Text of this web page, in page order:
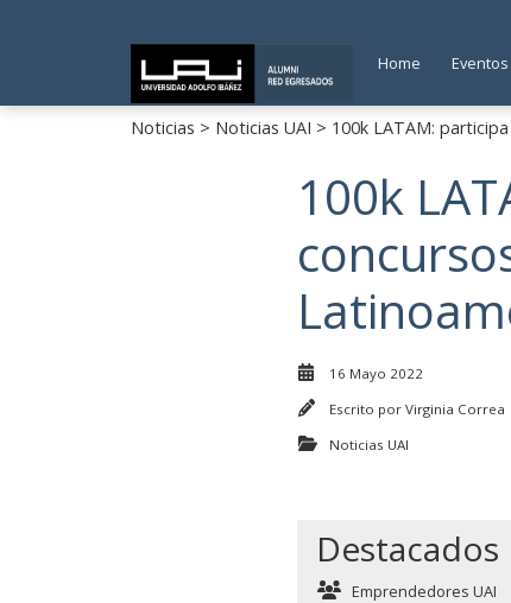
Home Eventos
Noticias > Noticias UAI > 100k LATAM:
100k
16 Mayo 2022
Escrito por Virginia Correa
Noticias UAI
Destacados
Emprendedores UAI